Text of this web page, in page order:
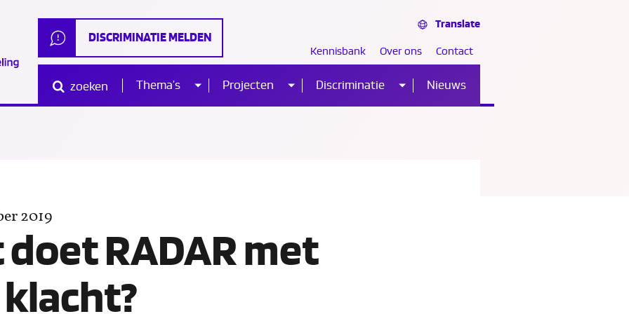
zoeken Thema’s
Sub
Projecten
Sub
Discriminatie
Sub
Nieuws
DISCRIMINATIE MELDEN
Kennisbank Over ons Contact
Translate
2019
doet RADAR met